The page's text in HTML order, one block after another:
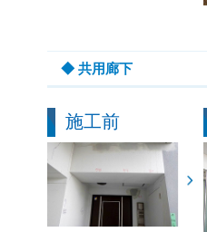
◆ 共用廊下
施工前